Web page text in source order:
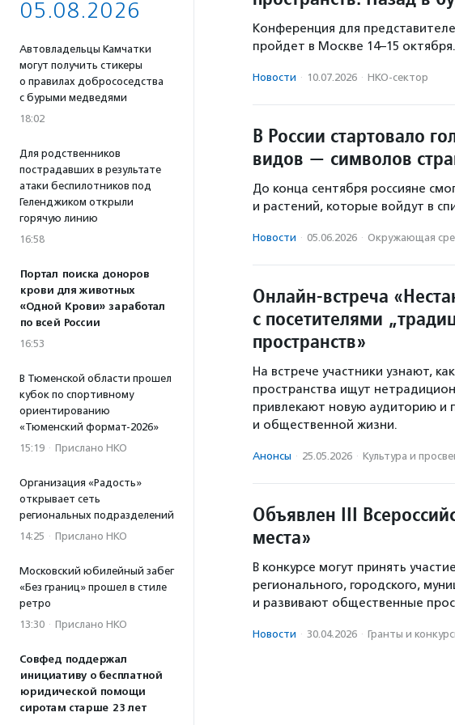
05.08.2026
Автовладельцы Камчатки
могут получить стикеры
о правилах добрососедства
с бурыми медведями
18:02
Для родственников
пострадавших в результате
атаки беспилотников под
Геленджиком открыли
горячую линию
16:58
Портал поиска доноров
крови для животных
«Одной Крови» заработал
по всей России
16:53
В Тюменской области прошел
кубок по спортивному
ориентированию
«Тюменский формат-2026»
15:19 · Прислано НКО
Организация «Радость»
открывает сеть
региональных подразделений
14:25 · Прислано НКО
Московский юбилейный забег
«Без границ» прошел в стиле
ретро
13:30 · Прислано НКО
Совфед поддержал
инициативу о бесплатной
юридической помощи
сиротам старше 23 лет
Конференция для
пройдет в Москве 14–15 октября.
Новости · 10.07.2026 · НКО-сектор
В России стартовало
видов — символов
До конца сентября россияне
и растений, которые войдут в
Новости · 05.06.2026 · Окружающая
Онлайн-встреча
с посетителями
пространств»
На встрече участники узнают,
пространства ищут
привлекают новую аудиторию и
и общественной жизни.
Анонсы · 25.05.2026 · Культура и
Объявлен III
места»
В конкурсе могут принять
регионального, городского,
и развивают общественные
Новости · 30.04.2026 · Гранты и